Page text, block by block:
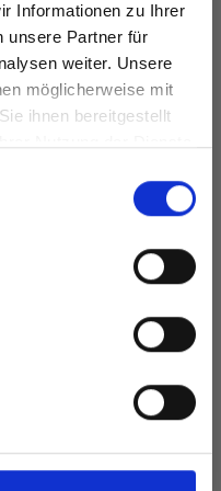
Informationen zu Ihrer
unsere Partner für
weiter. Unsere
möglicherweise mit
ihnen bereitgestellt
DROPS MERINO
EXTRA FINE
50%
Zugang zu